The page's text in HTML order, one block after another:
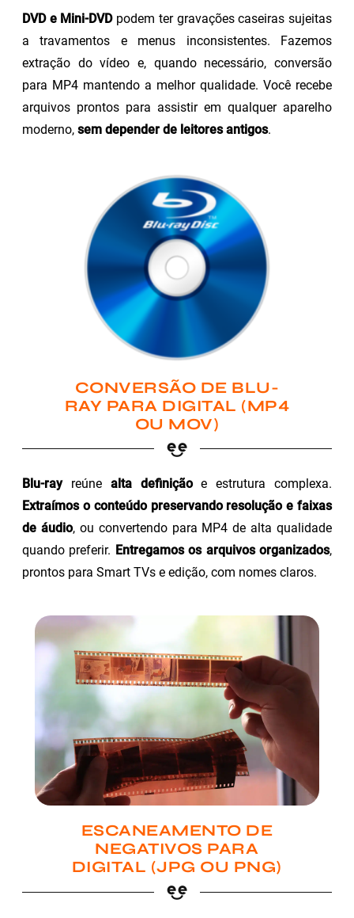
DVD e Mini-DVDpodem ter gravações caseiras sujeitas
a travamentos e menus inconsistentes. Fazemos
extração do vídeo e, quando necessário, conversão
para MP4 mantendo a melhor qualidade. Você recebe
arquivos prontos para assistir em qualquer aparelho
moderno, sem depender de leitores antigos.
CONVERSÃO DE BLU-
RAY PARA DIGITAL (MP4
OU MOV)
Blu-rayreúne alta definiçãoe estrutura complexa.
Extraímos o conteúdo preservando resolução e faixas
de áudio, ou convertendo para MP4 de alta qualidade
quando preferir. Entregamos os arquivos organizados,
prontos para Smart TVs e edição, com nomes claros.
ESCANEAMENTO DE
NEGATIVOS PARA
DIGITAL (JPG OU PNG)